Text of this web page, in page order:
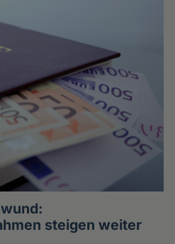
steigen weiter